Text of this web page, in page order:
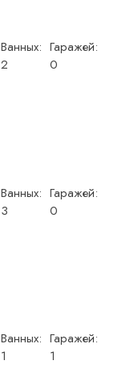
Ванных:
2
Гаражей:
0
Ванных:
3
Гаражей:
0
Ванных:
1
Гаражей:
1